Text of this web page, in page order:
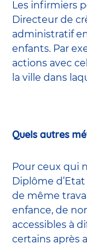
Les infirmiers
Directeur de
administratif
enfants. Par
actions avec
la ville dans
Quels autres
Pour ceux qui
Diplôme
de même
enfance, de
accessibles à
certains après